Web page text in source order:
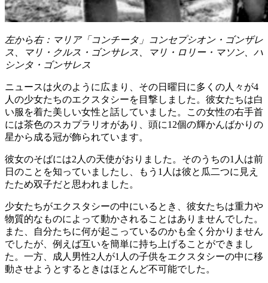
左から右：マリア「コンチータ」コンセプシオン・ゴンザレ
ス、マリ・クルス・ゴンサレス、マリ・ロリー・マソン、ハ
シンタ・ゴンサレス
ニュースは火のように広まり、その日曜日に多くの人々が4
人の少女たちのエクスタシーを目撃しました。彼女たちは白
い服を着た美しい女性と話していました。この女性の右手首
には茶色のスカプラリオがあり、頭に12個の輝かんばかりの
星から成る冠が飾られています。
彼女のそばには2人の天使がおりました。そのうちの1人は前
日のことを知っていましたし、もう1人は彼と瓜二つに見え
たため双子だと思われました。
少女たちがエクスタシーの中にいるとき、彼女たちは重力や
物質的なものによって動かされることはありませんでした。
また、自分たちに何が起こっているのかも全く分かりません
でしたが、例えば互いを簡単に持ち上げることができまし
た。一方、成人男性2人が1人の子供をエクスタシーの中に移
動させようとするときはほとんど不可能でした。